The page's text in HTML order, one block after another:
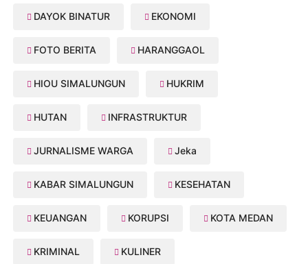
DAYOK BINATUR EKONOMI
FOTO BERITA HARANGGAOL
HIOU SIMALUNGUN HUKRIM
HUTAN INFRASTRUKTUR
JURNALISME WARGA Jeka
KABAR SIMALUNGUN KESEHATAN
KEUANGAN KORUPSI KOTA MEDAN
KRIMINAL KULINER